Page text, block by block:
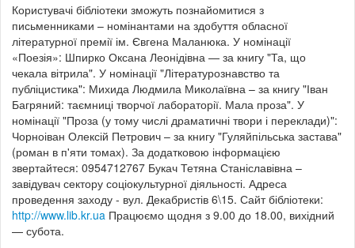
Користувачі бібліотеки зможуть познайомитися з
письменниками – номінантами на здобуття обласної
літературної премії ім. Євгена Маланюка. У номінації
«Поезія»: Шпирко Оксана Леонідівна — за книгу "Та, що
чекала вітрила". У номінації "Літературознавство та
публіцистика": Михида Людмила Миколаївна – за книгу "Іван
Багряний: таємниці творчої лабораторії. Мала проза". У
номінації "Проза (у тому числі драматичні твори і переклади)":
Чорноіван Олексій Петрович – за книгу "Гуляйпільська застава"
(роман в п'яти томах). За додатковою інформацією
звертайтеся: 0954712767 Букач Тетяна Станіславівна –
завідувач сектору соціокультурної діяльності. Адреса
проведення заходу - вул. Декабристів 6\15. Сайт бібліотеки:
http://www.lib.kr.ua Працюємо щодня з 9.00 до 18.00, вихідний
— субота.